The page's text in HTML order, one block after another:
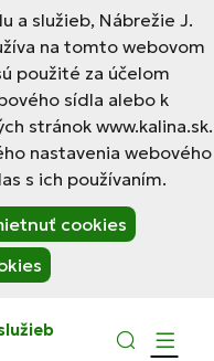
a služieb, Nábrežie J.
na tomto webovom
použité za účelom
sídla alebo k
stránok www.kalina.sk.
nastavenia webového
s ich používaním.
cookies